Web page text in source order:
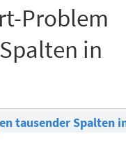
Problem
in
tausender Spalten